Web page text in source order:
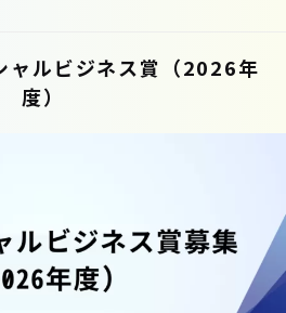
ャルビジネス賞（2026年
度）